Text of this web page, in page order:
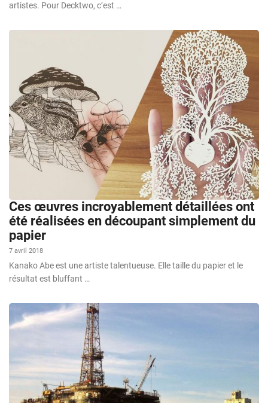
artistes. Pour Decktwo, c’est …
Ces œuvres incroyablement détaillées ont
été réalisées en découpant simplement du
papier
7 avril 2018
Kanako Abe est une artiste talentueuse. Elle taille du papier et le
résultat est bluffant …